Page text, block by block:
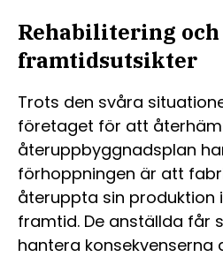
Rehabilitering och
framtidsutsikter
Trots den svåra
företaget för att
återuppbyggnadsplan
förhoppningen är att
återuppta sin produktion
framtid. De anställda får
hantera konsekvenserna